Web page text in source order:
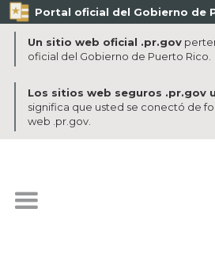
Portal oficial del Gobierno de
Un sitio web oficial .pr.gov
oficial del Gobierno de Puerto Rico.
Los sitios web seguros .pr.gov
significa que usted se conectó de
web .pr.gov.